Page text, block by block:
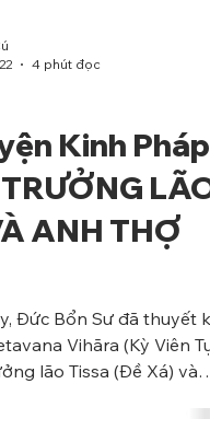
Kinh Pháp
LÃO
ANH THỢ